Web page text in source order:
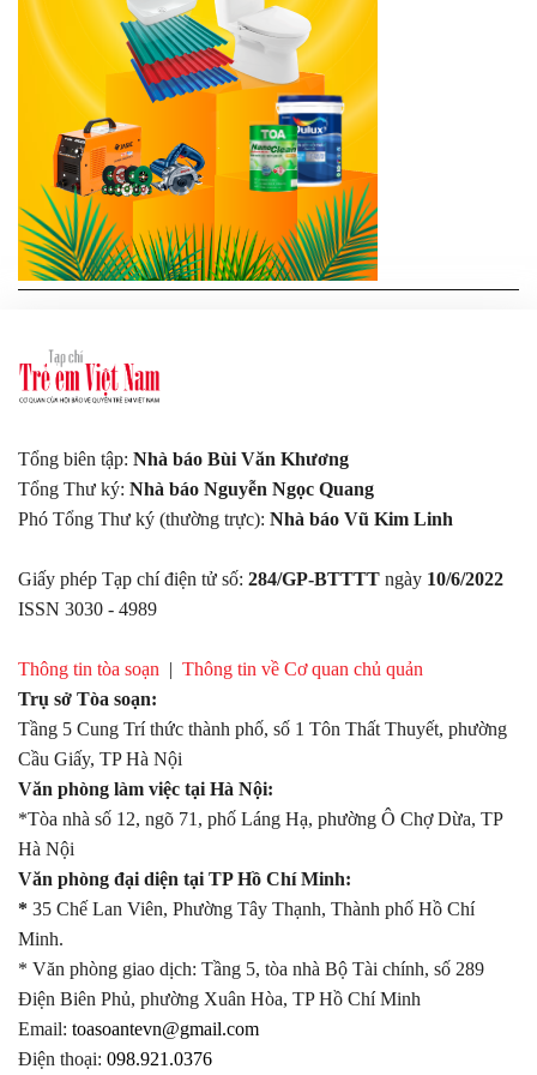
Tổng biên tập: Nhà báo Bùi Văn Khương
Tổng Thư ký: Nhà báo Nguyễn Ngọc Quang
Phó Tổng Thư ký (thường trực): Nhà báo Vũ Kim Linh
Giấy phép Tạp chí điện tử số: 284/GP-BTTTT ngày 10/6/2022
ISSN 3030 - 4989
Thông tin tòa soạn | Thông tin về Cơ quan chủ quản
Trụ sở Tòa soạn:
Tầng 5 Cung Trí thức thành phố, số 1 Tôn Thất Thuyết, phường
Cầu Giấy, TP Hà Nội
Văn phòng làm việc tại Hà Nội:
*Tòa nhà số 12, ngõ 71, phố Láng Hạ, phường Ô Chợ Dừa, TP
Hà Nội
Văn phòng đại diện tại TP Hồ Chí Minh:
* 35 Chế Lan Viên, Phường Tây Thạnh, Thành phố Hồ Chí
Minh.
* Văn phòng giao dịch: Tầng 5, tòa nhà Bộ Tài chính, số 289
Điện Biên Phủ, phường Xuân Hòa, TP Hồ Chí Minh
Email: toasoantevn@gmail.com
Điện thoại: 098.921.0376